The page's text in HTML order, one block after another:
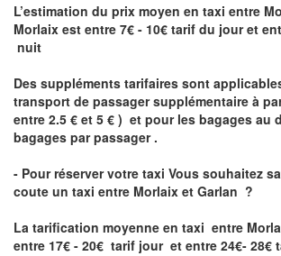
L’estimation du prix moyen en taxi entre
Morlaix est entre 7€ - 10€ tarif du jour et
nuit
Des suppléments tarifaires sont
transport de passager supplémentaire à
entre 2.5 € et 5 € ) et pour les bagages au
bagages par passager .
- Pour réserver votre taxi Vous souhaitez
coute un taxi entre Morlaix et Garlan ?
La tarification moyenne en taxi entre
entre 17€ - 20€ tarif jour et entre 24€- 28€